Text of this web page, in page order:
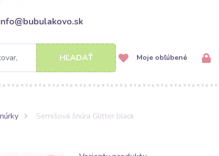
HĽADAŤ Moje obľúbené
Semišová šnúra Glitter black